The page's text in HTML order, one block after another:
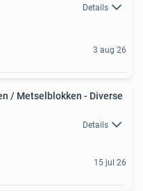
Details
3 aug 26
/ Metselblokken - Diverse
Details
15 jul 26